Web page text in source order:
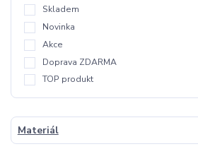
Skladem
Novinka
Akce
Doprava ZDARMA
TOP produkt
Materiál